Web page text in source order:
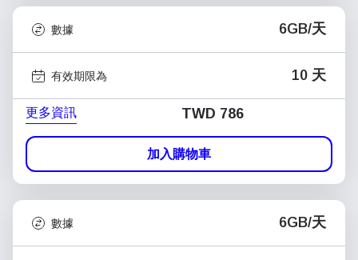
數據 6GB/天
有效期限為 10 天
更多資訊 TWD 786
加入購物車
數據 6GB/天